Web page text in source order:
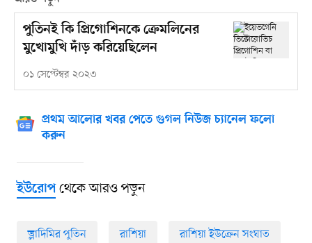
পুতিনই কি প্রিগোশিনকে ক্রেমলিনের
মুখোমুখি দাঁড় করিয়েছিলেন
০১ সেপ্টেম্বর ২০২৩
প্রথম আলোর খবর পেতে গুগল নিউজ চ্যানেল ফলো
করুন
ইউরোপথেকে আরও পড়ুন
ভ্লাদিমির পুতিন রাশিয়া রাশিয়া ইউক্রেন সংঘাত